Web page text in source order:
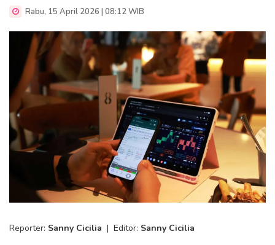
Rabu, 15 April 2026 | 08:12 WIB
Reporter: Sanny Cicilia | Editor: Sanny Cicilia